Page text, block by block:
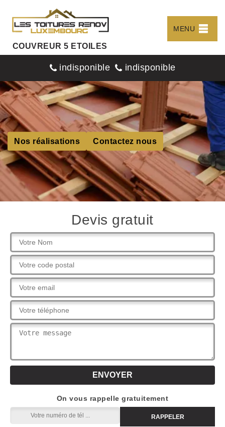
COUVREUR 5 ETOILES
MENU
indisponible indisponible
Nos réalisations Contactez nous
Devis gratuit
On vous rappelle gratuitement